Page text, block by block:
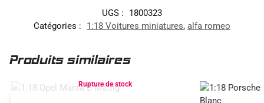
UGS :
1800323
Catégories :
1:18 Voitures miniatures, alfa romeo
Produits similaires
Rupture de stock